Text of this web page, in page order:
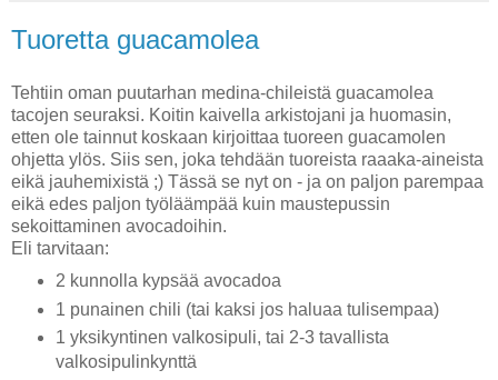
Tuoretta guacamolea
Tehtiin oman puutarhan medina-chileistä guacamolea
tacojen seuraksi. Koitin kaivella arkistojani ja huomasin,
etten ole tainnut koskaan kirjoittaa tuoreen guacamolen
ohjetta ylös. Siis sen, joka tehdään tuoreista raaaka-aineista
eikä jauhemixistä ;) Tässä se nyt on - ja on paljon parempaa
eikä edes paljon työläämpää kuin maustepussin
sekoittaminen avocadoihin.
Eli tarvitaan:
2 kunnolla kypsää avocadoa
1 punainen chili (tai kaksi jos haluaa tulisempaa)
1 yksikyntinen valkosipuli, tai 2-3 tavallista
valkosipulinkynttä